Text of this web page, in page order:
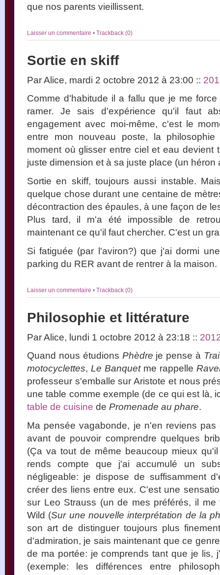
que nos parents vieillissent.
Laisser un commentaire • Trackback (0)
Sortie en skiff
Par Alice, mardi 2 octobre 2012 à 23:00 ::
Comme d'habitude il a fallu que je me
ramer. Je sais d'expérience qu'il faut
engagement avec moi-même, c'est le
entre mon nouveau poste, la
moment où glisser entre ciel et eau devient
juste dimension et à sa juste place (un
Sortie en skiff, toujours aussi instable.
quelque chose durant une centaine de
décontraction des épaules, à une façon de
Plus tard, il m'a été impossible de
maintenant ce qu'il faut chercher. C'est un
Si fatiguée (par l'aviron?) que j'ai dormi
parking du RER avant de rentrer à la maison.
Laisser un commentaire • Trackback (0)
Philosophie et littérature
Par Alice, lundi 1 octobre 2012 à 23:18 ::
Quand nous étudions Phèdre je pense à
motocyclettes,Le Banquetme rappelle
professeur s'emballe sur Aristote et nous
une table comme exemple (de ce qui est là,
table de cuisine de Promenade au phare.
Ma pensée vagabonde, je n'en reviens
avant de pouvoir comprendre quelques
(Ça va tout de même beaucoup mieux
rends compte que j'ai accumulé un
négligeable: je dispose de suffisamment
créer des liens entre eux. C'est une
sur Leo Strauss (un de mes préférés, il
Wild (Sur une nouvelle interprétation de la
son art de distinguer toujours plus
d'admiration, je sais maintenant que ce
de ma portée: je comprends tant que je lis,
(exemple: les différences entre